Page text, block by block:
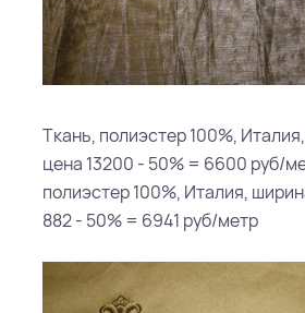
Ткань, полиэстер 100%,
цена 13200 - 50% = 6600 руб/
полиэстер 100%, Италия,
882 - 50% = 6941 руб/метр